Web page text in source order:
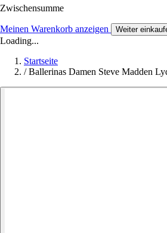
Zwischensumme
Meinen Warenkorb anzeigen Weiter
Loading...
Startseite
/ Ballerinas Damen Steve Madden